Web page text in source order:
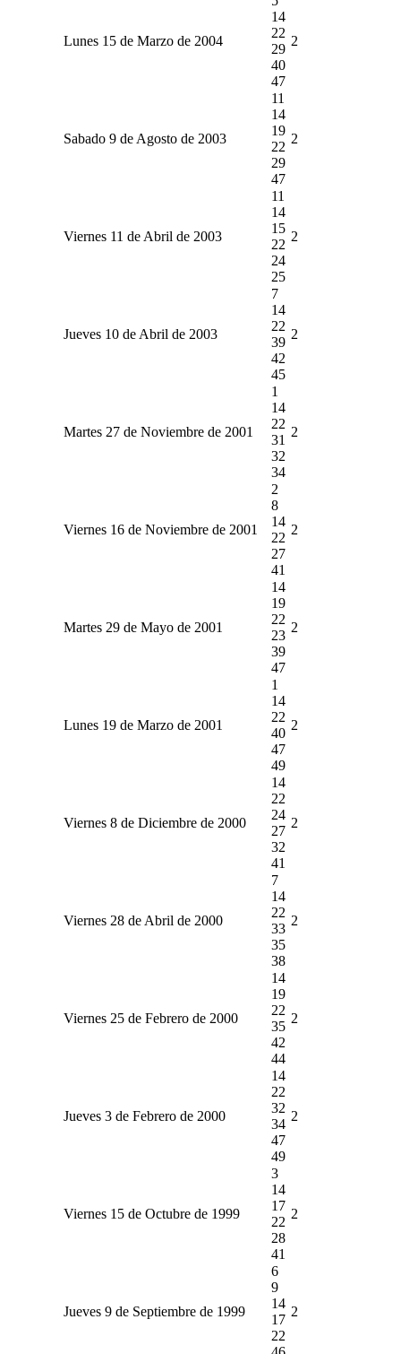
Lunes 15 de Marzo de 2004
14
22
29
40
47
2
Sabado 9 de Agosto de 2003
11
14
19
22
29
47
2
Viernes 11 de Abril de 2003
11
14
15
22
24
25
2
Jueves 10 de Abril de 2003
7
14
22
39
42
45
2
Martes 27 de Noviembre de 2001
1
14
22
31
32
34
2
Viernes 16 de Noviembre de 2001
2
8
14
22
27
41
2
Martes 29 de Mayo de 2001
14
19
22
23
39
47
2
Lunes 19 de Marzo de 2001
1
14
22
40
47
49
2
Viernes 8 de Diciembre de 2000
14
22
24
27
32
41
2
Viernes 28 de Abril de 2000
7
14
22
33
35
38
2
Viernes 25 de Febrero de 2000
14
19
22
35
42
44
2
Jueves 3 de Febrero de 2000
14
22
32
34
47
49
2
Viernes 15 de Octubre de 1999
3
14
17
22
28
41
2
Jueves 9 de Septiembre de 1999
6
9
14
17
22
2